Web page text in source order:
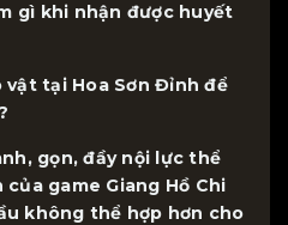
gì khi nhận được huyết
vật tại Hoa Sơn Đỉnh để
gọn, đầy nội lực thể
game Giang Hồ Chi
không thể hợp hơn cho